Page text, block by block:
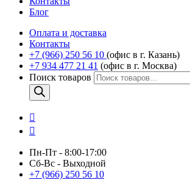
Блог
Оплата и доставка
Контакты
+7 (966) 250 56 10 (офис в г. Казань)
+7 934 477 21 41 (офис в г. Москва)
Поиск товаров
Пн-Пт - 8:00-17:00
Сб-Вс - Выходной
+7 (966) 250 56 10